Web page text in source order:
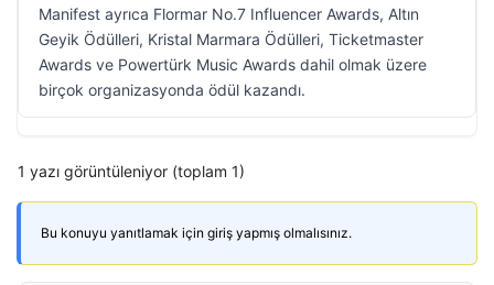
Manifest ayrıca Flormar No.7 Influencer Awards, Altın
Geyik Ödülleri, Kristal Marmara Ödülleri, Ticketmaster
Awards ve Powertürk Music Awards dahil olmak üzere
birçok organizasyonda ödül kazandı.
1 yazı görüntüleniyor (toplam 1)
Bu konuyu yanıtlamak için giriş yapmış olmalısınız.